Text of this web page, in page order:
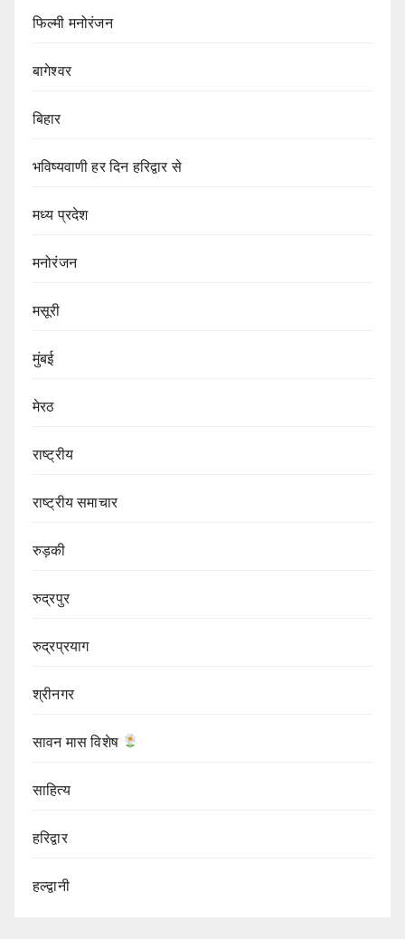
फिल्मी मनोरंजन
बागेश्वर
बिहार
भविष्यवाणी हर दिन हरिद्वार से
मध्य प्रदेश
मनोरंजन
मसूरी
मुंबई
मेरठ
राष्ट्रीय
राष्ट्रीय समाचार
रुड़की
रुद्रपुर
रुद्रप्रयाग
श्रीनगर
सावन मास विशेष
साहित्य
हरिद्वार
हल्द्वानी